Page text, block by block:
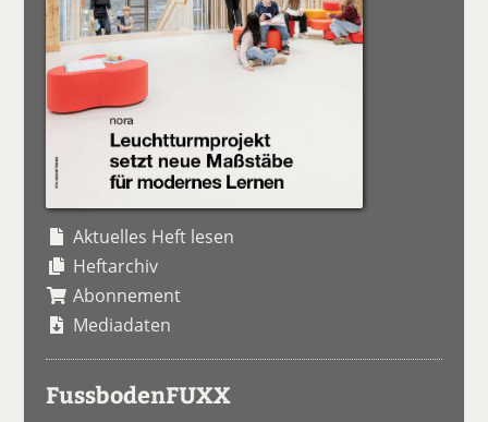
Aktuelles Heft lesen
Heftarchiv
Abonnement
Mediadaten
FussbodenFUXX